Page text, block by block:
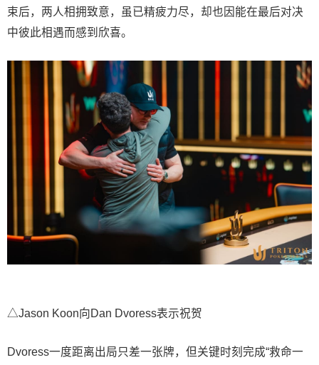
束后，两人相拥致意，虽已精疲力尽，却也因能在最后对决
中彼此相遇而感到欣喜。
△Jason Koon向Dan Dvoress表示祝贺
Dvoress一度距离出局只差一张牌，但关键时刻完成“救命一